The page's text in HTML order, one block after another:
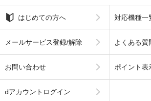
はじめての方へ 対応機種一
メールサービス登録/解除 よくある質
お問い合わせ ポイント表
dアカウントログイン